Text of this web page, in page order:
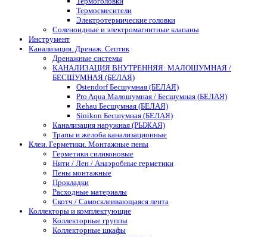
Термосмесители
Электротермические головки
Соленоидные и электромагнитные клапаны
Инструмент
Канализация. Дренаж. Септик
Дренажные системы
КАНАЛИЗАЦИЯ ВНУТРЕННЯЯ: МАЛОШУМНАЯ /
БЕСШУМНАЯ (БЕЛАЯ)
Ostendorf Бесшумная (БЕЛАЯ)
Pro Aqua Малошумная / Бесшумная (БЕЛАЯ)
Rehau Бесшумная (БЕЛАЯ)
Sinikon Бесшумная (БЕЛАЯ)
Канализация наружная (РЫЖАЯ)
Трапы и желоба канализационные
Клеи. Герметики. Монтажные пены
Герметики силиконовые
Нити / Лен / Анаэробные герметики
Пены монтажные
Прокладки
Расходные материалы
Скотч / Самосклеивающаяся лента
Коллекторы и комплектующие
Коллекторные группы
Коллекторные шкафы